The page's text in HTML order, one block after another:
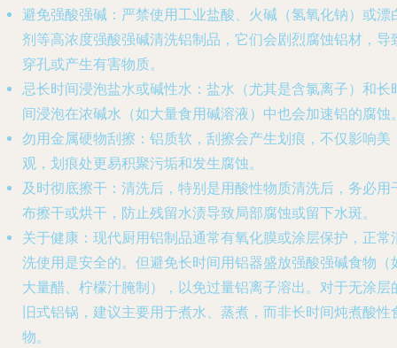
避免强酸强碱 ：严禁使用工业盐酸、火碱（氢氧化钠）或漂
剂等高浓度强酸强碱清洗铝制品，它们会剧烈腐蚀铝材，导
穿孔或产生有害物质。
忌长时间浸泡盐水或碱性水 ：盐水（尤其是含氯离子）和长
间浸泡在浓碱水（如大量食用碱溶液）中也会加速铝的腐蚀
勿用金属硬物刮擦 ：铝质软，刮擦会产生划痕，不仅影响美
观，划痕处更易积聚污垢和发生腐蚀。
及时彻底擦干 ：清洗后，特别是用酸性物质清洗后，务必用
布擦干或烘干，防止残留水渍导致局部腐蚀或留下水斑。
关于健康 ：现代厨用铝制品通常有氧化膜或涂层保护，正常
洗使用是安全的。但避免长时间用铝器盛放强酸强碱食物（
大量醋、柠檬汁腌制），以免过量铝离子溶出。对于无涂层
旧式铝锅，建议主要用于煮水、蒸煮，而非长时间炖煮酸性
物。